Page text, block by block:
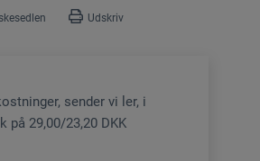
Udskriv
sender vi ler, i
på 29,00/23,20 DKK